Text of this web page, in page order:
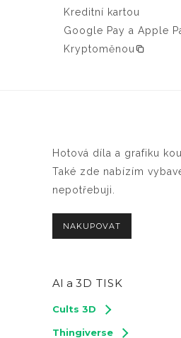
Kreditní kartou
Google Pay a Apple
Kryptoměnou
Hotová díla a grafiku
Také zde nabízím
nepotřebuji.
NAKUPOVAT
AI a 3D TISK
Cults 3D
Thingiverse